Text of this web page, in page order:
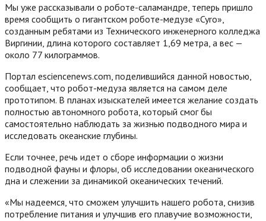
Мы уже рассказывали о роботе-саламандре, теперь пришло
время сообщить о гигантском роботе-медузе «Cyro»,
созданным ребятами из Технического инженерного колледжа
Виргинии, длина которого составляет 1,69 метра, а вес —
около 77 килограммов.
Портал esciencenews.com, поделившийся данной новостью,
сообщает, что робот-медуза является на самом деле
прототипом. В планах изыскателей имеется желание создать
полностью автономного робота, который смог бы
самостоятельно наблюдать за жизнью подводного мира и
исследовать океанские глубины.
Если точнее, речь идет о сборе информации о жизни
подводной фауны и флоры, об исследовании океанического
дна и слежении за динамикой океанических течений.
«Мы надеемся, что сможем улучшить нашего робота, снизив
потребление питания и улучшив его плавучие возможности,